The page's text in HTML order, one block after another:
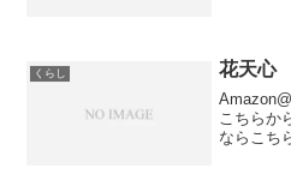
めるなら...
くらし 花天心
こちらか
ならこち